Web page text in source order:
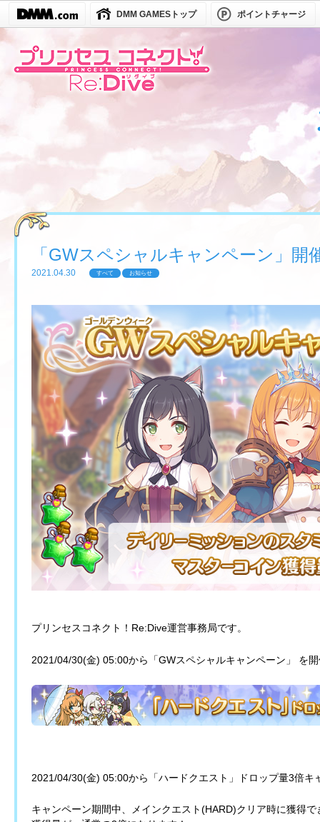
DMM GAMESトップ ポイントチャージ
「GWスペシャルキャンペーン」開
2021.04.30 すべて お知らせ
プリンセスコネクト！Re:Dive運営事務局です。
2021/04/30(金) 05:00から「GWスペシャルキャンペーン」 を
2021/04/30(金) 05:00から「ハードクエスト」ドロップ量3倍キ
キャンペーン期間中、メインクエスト(HARD)クリア時に獲得